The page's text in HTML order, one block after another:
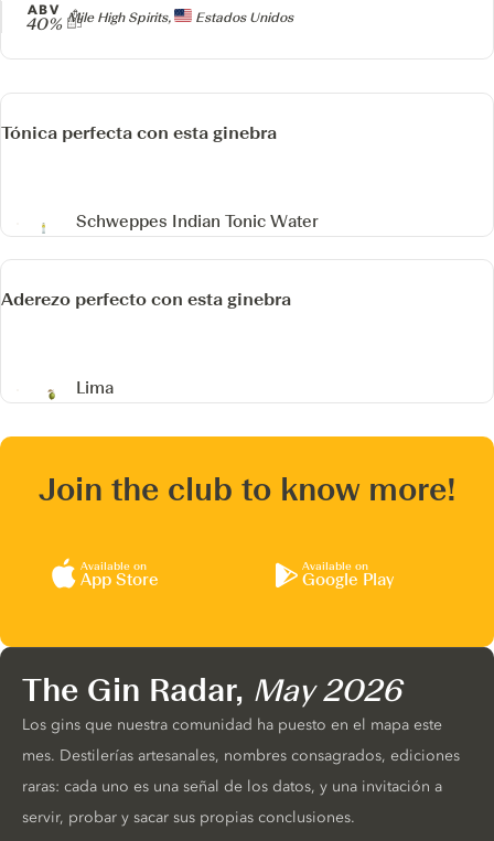
Producer
Mile High Spirits, Estados Unidos
ABV
40%
Tónica perfecta con esta ginebra
Schweppes Indian Tonic Water
Aderezo perfecto con esta ginebra
Lima
Join the club to know more!
Available on
App Store
Available on
Google Play
The Gin Radar, May 2026
Los gins que nuestra comunidad ha puesto en el mapa este
mes. Destilerías artesanales, nombres consagrados, ediciones
raras: cada uno es una señal de los datos, y una invitación a
servir, probar y sacar sus propias conclusiones.